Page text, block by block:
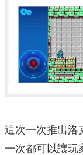
這次一次推出洛
一次都可以讓玩